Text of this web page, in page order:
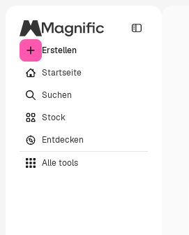
Erstellen
Startseite
Suchen
Stock
Entdecken
Alle tools